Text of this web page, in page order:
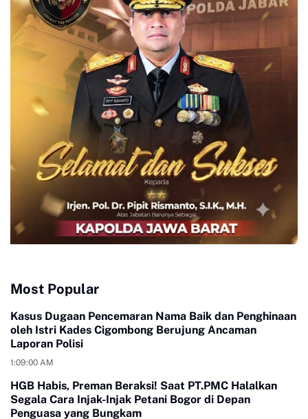
Most Popular
Kasus Dugaan Pencemaran Nama Baik dan Penghinaan
oleh Istri Kades Cigombong Berujung Ancaman
Laporan Polisi
1:09:00 AM
HGB Habis, Preman Beraksi! Saat PT.PMC Halalkan
Segala Cara Injak-Injak Petani Bogor di Depan
Penguasa yang Bungkam